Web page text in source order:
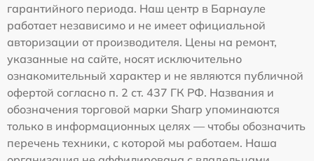
гарантийного периода. Наш центр в Барнауле
работает независимо и не имеет официальной
авторизации от производителя. Цены на ремонт,
указанные на сайте, носят исключительно
ознакомительный характер и не являются публичной
офертой согласно п. 2 ст. 437 ГК РФ. Названия и
обозначения торговой марки Sharp упоминаются
только в информационных целях — чтобы обозначить
перечень техники, с которой мы работаем. Наша